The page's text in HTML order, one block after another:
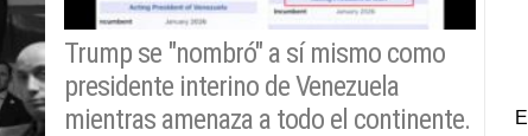
Trump se "nombró" a sí mismo como
presidente interino de Venezuela
mientras amenaza a todo el continente.